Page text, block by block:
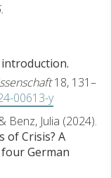
introduction.
18, 131–
00613-y
Benz, Julia (2024).
of Crisis? A
German